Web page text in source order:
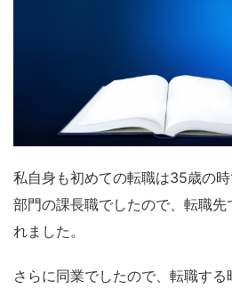
私自身も初めての転職は35歳の
部門の課長職でしたので、転職先
れました。
さらに同業でしたので、転職する